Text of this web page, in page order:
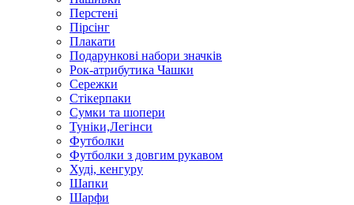
Перстені
Пірсінг
Плакати
Подарункові набори значків
Рок-атрибутика Чашки
Сережки
Стікерпаки
Сумки та шопери
Туніки,Легінси
Футболки
Футболки з довгим рукавом
Худі, кенгуру
Шапки
Шарфи